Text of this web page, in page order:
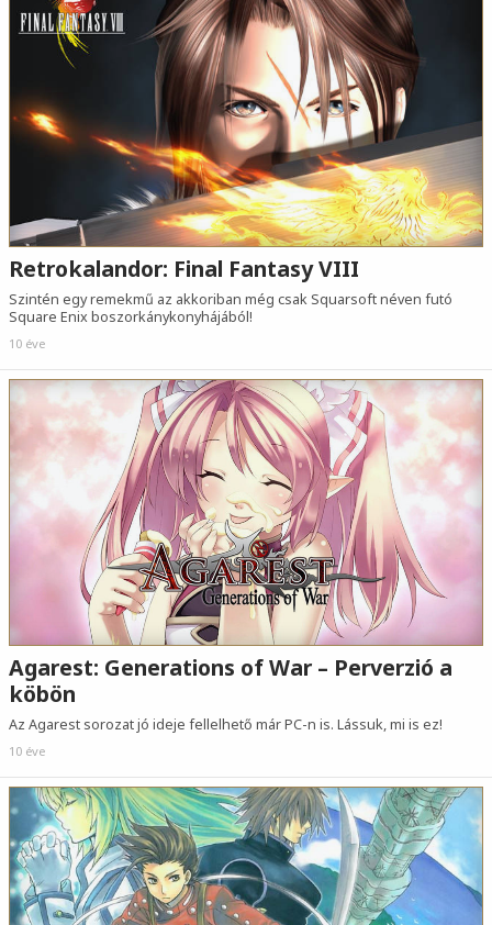
Retrokalandor: Final Fantasy VIII
Szintén egy remekmű az akkoriban még csak Squarsoft néven futó
Square Enix boszorkánykonyhájából!
10 éve
Agarest: Generations of War – Perverzió a
köbön
Az Agarest sorozat jó ideje fellelhető már PC-n is. Lássuk, mi is ez!
10 éve